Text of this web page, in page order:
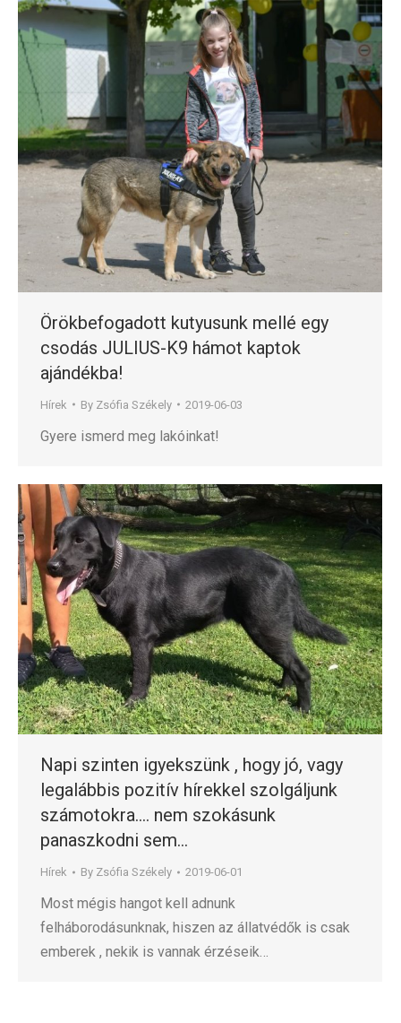
Örökbefogadott kutyusunk mellé egy
csodás JULIUS-K9 hámot kaptok
ajándékba!
Hírek By Zsófia Székely 2019-06-03
Gyere ismerd meg lakóinkat!
Napi szinten igyekszünk , hogy jó, vagy
legalábbis pozitív hírekkel szolgáljunk
számotokra…. nem szokásunk
panaszkodni sem…
Hírek By Zsófia Székely 2019-06-01
Most mégis hangot kell adnunk
felháborodásunknak, hiszen az állatvédők is csak
emberek , nekik is vannak érzéseik…